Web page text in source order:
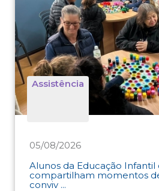
Assistência
05/08/2026
Alunos da Educação Infantil
compartilham momentos
conviv ...